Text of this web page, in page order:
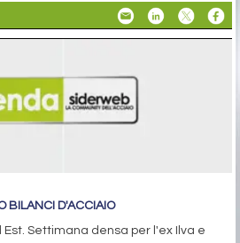
BILANCI D'ACCIAIO
Est. Settimana densa per l'ex Ilva e